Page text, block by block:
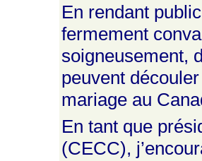
En rendant
fermement
soigneusement,
peuvent
mariage au
En tant que
(CECC),